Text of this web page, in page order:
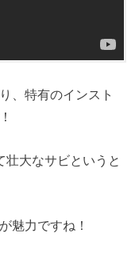
、特有のインスト
壮大なサビというと
魅力ですね！